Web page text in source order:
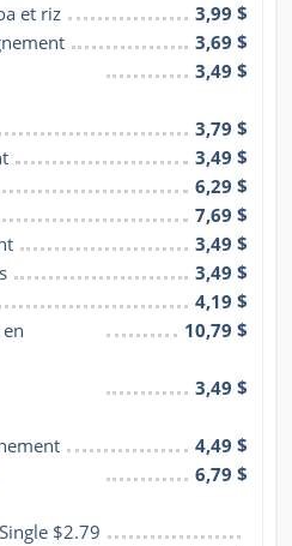
et riz
3,99 $
3,69 $
3,49 $
3,79 $
3,49 $
6,29 $
7,69 $
3,49 $
3,49 $
4,19 $
10,79 $
3,49 $
4,49 $
6,79 $
$2.79